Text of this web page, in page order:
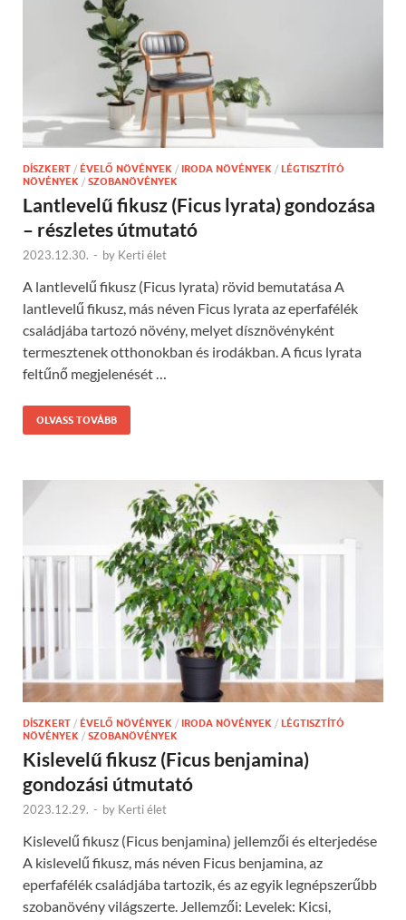
DÍSZKERT / ÉVELŐ NÖVÉNYEK / IRODA NÖVÉNYEK / LÉGTISZTÍTÓ
NÖVÉNYEK / SZOBANÖVÉNYEK
Lantlevelű fikusz (Ficus lyrata) gondozása
– részletes útmutató
2023.12.30. - by Kerti élet
A lantlevelű fikusz (Ficus lyrata) rövid bemutatása A
lantlevelű fikusz, más néven Ficus lyrata az eperfafélék
családjába tartozó növény, melyet dísznövényként
termesztenek otthonokban és irodákban. A ficus lyrata
feltűnő megjelenését …
OLVASS TOVÁBB
DÍSZKERT / ÉVELŐ NÖVÉNYEK / IRODA NÖVÉNYEK / LÉGTISZTÍTÓ
NÖVÉNYEK / SZOBANÖVÉNYEK
Kislevelű fikusz (Ficus benjamina)
gondozási útmutató
2023.12.29. - by Kerti élet
Kislevelű fikusz (Ficus benjamina) jellemzői és elterjedése
A kislevelű fikusz, más néven Ficus benjamina, az
eperfafélék családjába tartozik, és az egyik legnépszerűbb
szobanövény világszerte. Jellemzői: Levelek: Kicsi,